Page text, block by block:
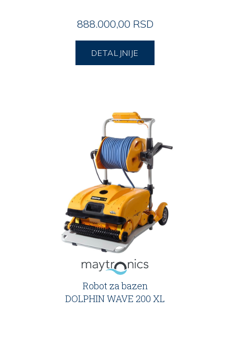
888.000,00 RSD
DETALJNIJE
Robot za bazen
DOLPHIN WAVE 200 XL